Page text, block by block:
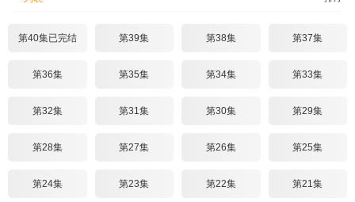
第40集已完结 第39集 第38集 第37集
第36集 第35集 第34集 第33集
第32集 第31集 第30集 第29集
第28集 第27集 第26集 第25集
第24集 第23集 第22集 第21集